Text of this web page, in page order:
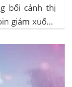
bối cảnh thị
giảm xuống